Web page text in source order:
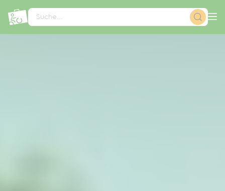
Suche...
Cookie-Einstellungen